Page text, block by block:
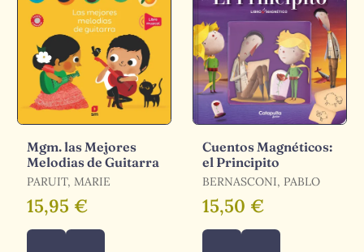
Mgm. las Mejores
Melodias de Guitarra
PARUIT, MARIE
15,95 €
Cuentos Magnéticos:
el Principito
BERNASCONI, PABLO
15,50 €